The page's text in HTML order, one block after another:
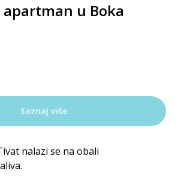
u Boka
Saznaj više
nalazi se na obali